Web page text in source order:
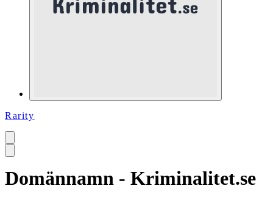
Rarity
Domännamn - Kriminalitet.se